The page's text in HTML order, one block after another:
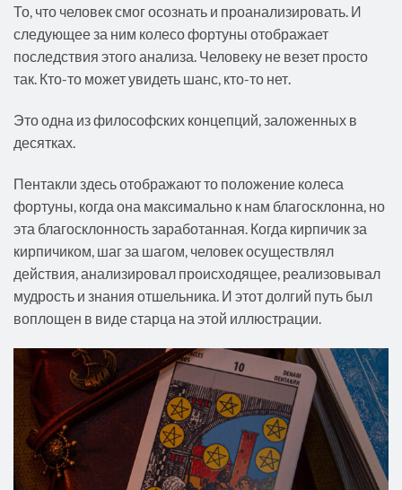
То, что человек смог осознать и проанализировать. И
следующее за ним колесо фортуны отображает
последствия этого анализа. Человеку не везет просто
так. Кто-то может увидеть шанс, кто-то нет.
Это одна из философских концепций, заложенных в
десятках.
Пентакли здесь отображают то положение колеса
фортуны, когда она максимально к нам благосклонна, но
эта благосклонность заработанная. Когда кирпичик за
кирпичиком, шаг за шагом, человек осуществлял
действия, анализировал происходящее, реализовывал
мудрость и знания отшельника. И этот долгий путь был
воплощен в виде старца на этой иллюстрации.